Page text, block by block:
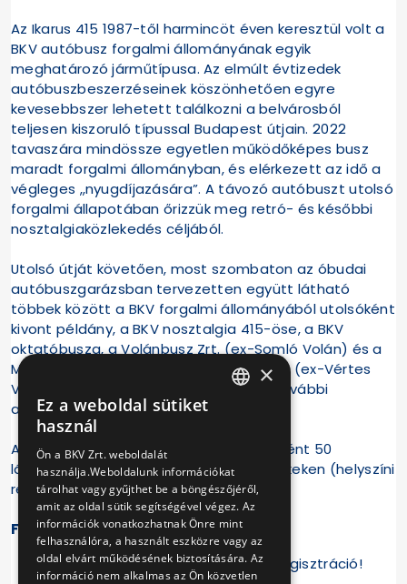
Az Ikarus 415 1987-től harmincöt éven keresztül volt a
BKV autóbusz forgalmi állományának egyik
meghatározó járműtípusa. Az elmúlt évtizedek
autóbuszbeszerzéseinek köszönhetően egyre
kevesebbszer lehetett találkozni a belvárosból
teljesen kiszoruló típussal Budapest útjain. 2022
tavaszára mindössze egyetlen működőképes busz
maradt forgalmi állományban, és elérkezett az idő a
végleges „nyugdíjazására”. A távozó autóbuszt utolsó
forgalmi állapotában őrizzük meg retró- és későbbi
nosztalgiaközlekedés céljából.
Utolsó útját követően, most szombaton az óbudai
autóbuszgarázsban tervezetten együtt látható
többek között a BKV forgalmi állományából utolsóként
kivont példány, a BKV nosztalgia 415-öse, a BKV
oktatóbusza, a Volánbusz Zrt. (ex-Somló Volán) és a
Magyar Műszaki és Közlekedési Múzeum (ex-Vértes
Volán) megőrzött 415-ösei, valamint további
autóbuszok.
Az eseményre 200 érdeklődő (fél óránként 50
látogató) regisztrálhat online a lenti linkeken (helyszíni
regisztráció nincs).
Fontos információk a fotós napról:
Az eseményre kötelező az online regisztráció!
×
Ez a weboldal sütiket
használ
Ön a BKV Zrt. weboldalát
használja.Weboldalunk információkat
tárolhat vagy gyűjthet be a böngészőjéről,
amit az oldal sütik segítségével végez. Az
információk vonatkozhatnak Önre mint
felhasználóra, a használt eszközre vagy az
oldal elvárt működésének biztosítására. Az
információ nem alkalmas az Ön közvetlen